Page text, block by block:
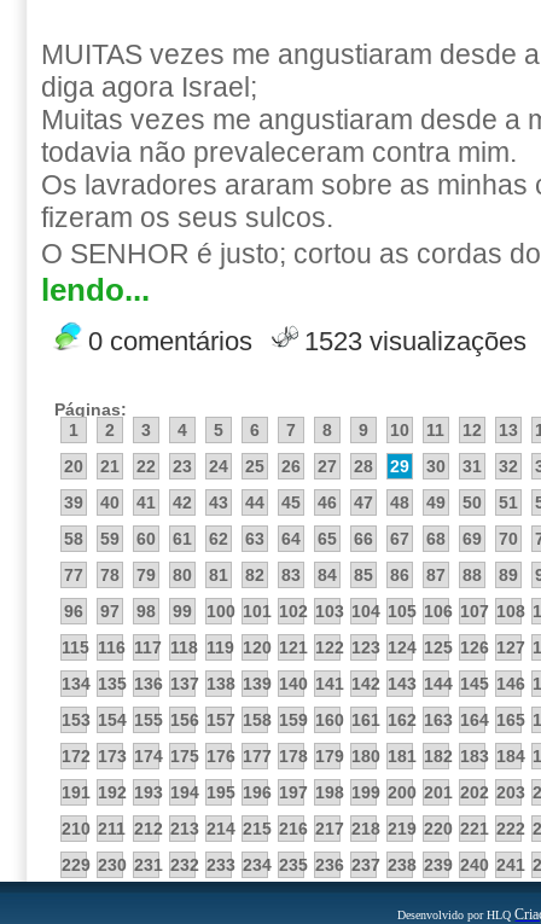
MUITAS vezes me angustiaram desde
diga agora Israel;
Muitas vezes me angustiaram desde a
todavia não prevaleceram contra mim.
Os lavradores araram sobre as minhas
fizeram os seus sulcos.
O SENHOR é justo; cortou as cordas
lendo...
0 comentários 1523 visualizações
Páginas:
1
2 3 4 5 6 7 8 9 10 11 12 13
20
21 22 23 24 25 26 27 28 29 30 31 32
39
40 41 42 43 44 45 46 47 48 49 50 51
58
59 60 61 62 63 64 65 66 67 68 69 70
77
78 79 80 81 82 83 84 85 86 87 88 89
96
97 98 99 100 101 102 103 104 105 106 107 108
115 116 117 118 119 120 121 122 123 124 125 126 127
134 135 136 137 138 139 140 141 142 143 144 145 146
153 154 155 156 157 158 159 160 161 162 163 164 165
172 173 174 175 176 177 178 179 180 181 182 183 184
191 192 193 194 195 196 197 198 199 200 201 202 203
210 211 212 213 214 215 216 217 218 219 220 221 222
229 230 231 232 233 234 235 236 237 238 239 240 241
Desenvolvido por HLQ